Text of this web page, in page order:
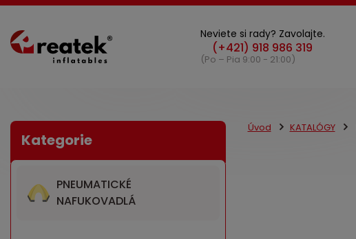
Neviete si rady? Zavolajte.
(Po – Pia 9:00 - 21:00)
PNEUMATICKÉ
NAFUKOVADLÁ
Úvod KATALÓGY